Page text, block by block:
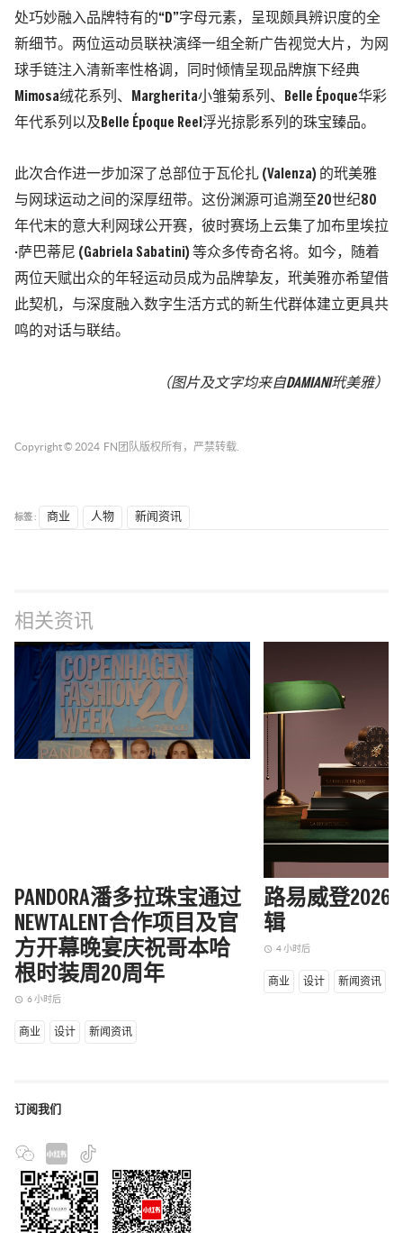
处巧妙融入品牌特有的“D”字母元素，呈现颇具辨识度的全
新细节。两位运动员联袂演绎一组全新广告视觉大片，为网
球手链注入清新率性格调，同时倾情呈现品牌旗下经典
Mimosa绒花系列、Margherita小雏菊系列、Belle Époque华彩
年代系列以及Belle Époque Reel浮光掠影系列的珠宝臻品。
此次合作进一步加深了总部位于瓦伦扎 (Valenza) 的玳美雅
与网球运动之间的深厚纽带。这份渊源可追溯至20世纪80
年代末的意大利网球公开赛，彼时赛场上云集了加布里埃拉
·萨巴蒂尼 (Gabriela Sabatini) 等众多传奇名将。如今，随着
两位天赋出众的年轻运动员成为品牌挚友，玳美雅亦希望借
此契机，与深度融入数字生活方式的新生代群体建立更具共
鸣的对话与联结。
（图片及文字均来自DAMIANI玳美雅）
Copyright © 2024 FN团队 版权所有，严禁转载.
标签 : 商业 人物 新闻资讯
相关资讯
PANDORA潘多拉珠宝通过
NEWTALENT合作项目及官
方开幕晚宴庆祝哥本哈
根时装周20周年
access_time 6 小时后
商业 设计 新闻资讯
路易威登2026
辑
access_time 4 小时后
商业 设计 新闻资讯
订阅我们